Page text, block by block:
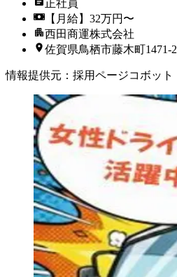
正社員
【月給】32万円〜
西田商運株式会社
佐賀県鳥栖市藤木町1471-2
情報提供元 ： 採用ページコボット